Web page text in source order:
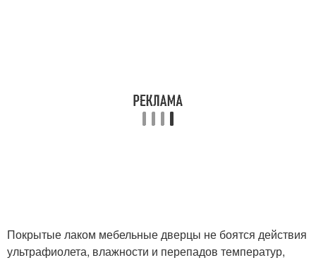
Покрытые лаком мебельные дверцы не боятся действия
ультрафиолета, влажности и перепадов температур,